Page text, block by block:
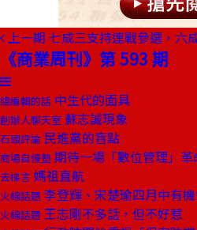
上一期 七成三支持連戰參選，六
《商業周刊》第 593 期
總編輯的話 中生代的面具
創辦人聊天室 蘇志誠現象
石頭評論 民進黨的盲點
商場自慢塾 期待一場「數位管理」革
去梯言 媽祖直航
火線話題 李登輝、宋楚瑜四月中有
火線話題 王志剛不多話，但不好惹